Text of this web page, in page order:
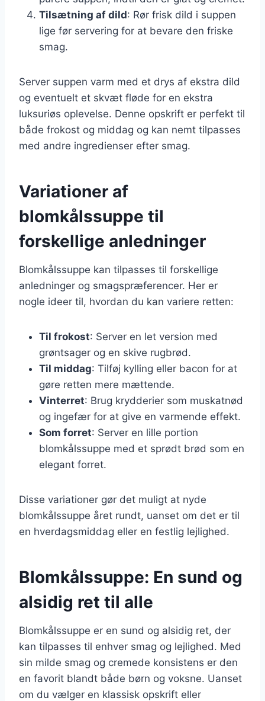
Tilsætning af dild: Rør frisk dild i suppen
lige før servering for at bevare den friske
smag.
Server suppen varm med et drys af ekstra dild
og eventuelt et skvæt fløde for en ekstra
luksuriøs oplevelse. Denne opskrift er perfekt til
både frokost og middag og kan nemt tilpasses
med andre ingredienser efter smag.
Variationer af
blomkålssuppe til
forskellige anledninger
Blomkålssuppe kan tilpasses til forskellige
anledninger og smagspræferencer. Her er
nogle ideer til, hvordan du kan variere retten:
Til frokost: Server en let version med
grøntsager og en skive rugbrød.
Til middag: Tilføj kylling eller bacon for at
gøre retten mere mættende.
Vinterret: Brug krydderier som muskatnød
og ingefær for at give en varmende effekt.
Som forret: Server en lille portion
blomkålssuppe med et sprødt brød som en
elegant forret.
Disse variationer gør det muligt at nyde
blomkålssuppe året rundt, uanset om det er til
en hverdagsmiddag eller en festlig lejlighed.
Blomkålssuppe: En sund og
alsidig ret til alle
Blomkålssuppe er en sund og alsidig ret, der
kan tilpasses til enhver smag og lejlighed. Med
sin milde smag og cremede konsistens er den
en favorit blandt både børn og voksne. Uanset
om du vælger en klassisk opskrift eller